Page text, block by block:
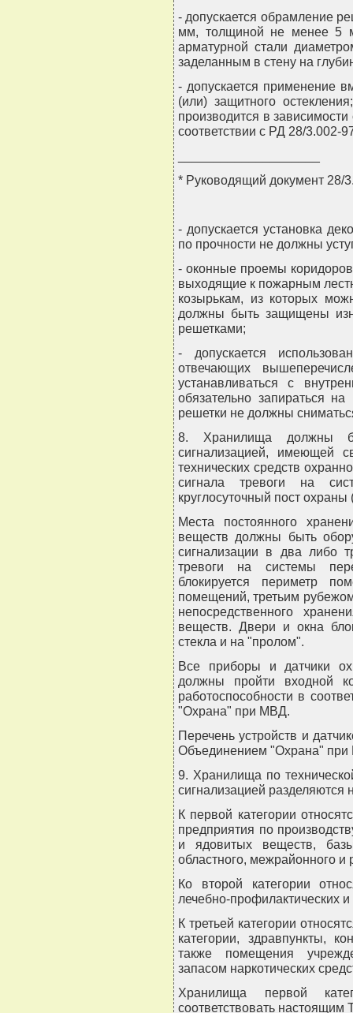
- допускается обрамление
мм, толщиной не менее 5
арматурной стали
заделанным в стену на
- допускается применение
(или) защитного
производится в
соответствии с РД 28/3.002-
* Руководящий документ 28/
- допускается установка
по прочности не должны
- оконные проемы
выходящие к пожарным
козырькам, из которых
должны быть защищены
решетками;
- допускается
отвечающих
устанавливаться с
обязательно запираться
решетки не должны
8. Хранилища должны
сигнализацией, имеющей
технических средств
сигнала тревоги на
круглосуточный пост
Места постоянного
веществ должны быть
сигнализации в два либо
тревоги на системы
блокируется периметр
помещений, третьим
непосредственного
веществ. Двери и окна
стекла и на "пролом".
Все приборы и датчики
должны пройти входной
работоспособности в
"Охрана" при МВД.
Перечень устройств и
Объединением "Охрана"
9. Хранилища по
сигнализацией разделяются
К первой категории
предприятия по
и ядовитых веществ,
областного, межрайонного и
Ко второй категории
лечебно-профилактических
К третьей категории
категории, здравпункты,
также помещения
запасом наркотических
Хранилища первой
соответствовать настоящим